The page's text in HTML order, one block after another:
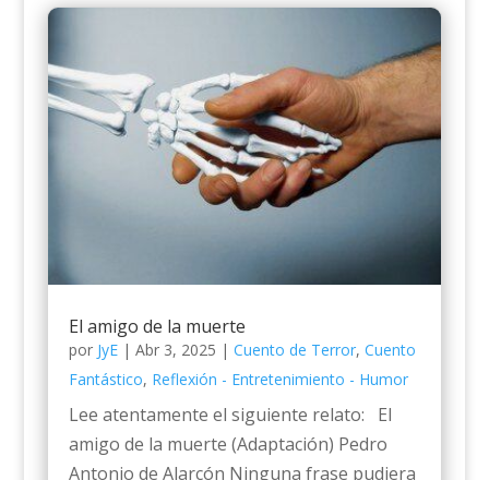
El amigo de la muerte
por JyE| Abr 3, 2025 | Cuento de Terror, Cuento
Fantástico, Reflexión - Entretenimiento - Humor
Lee atentamente el siguiente relato: El
amigo de la muerte (Adaptación) Pedro
Antonio de Alarcón Ninguna frase pudiera